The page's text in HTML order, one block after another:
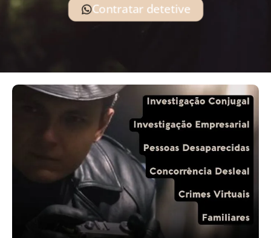
Contratar detetive